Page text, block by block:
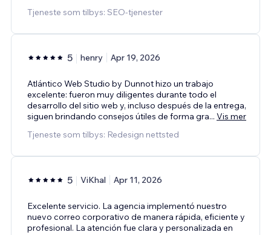
Tjeneste som tilbys: SEO-tjenester
5 henry Apr 19, 2026
Atlántico Web Studio by Dunnot hizo un trabajo
excelente: fueron muy diligentes durante todo el
desarrollo del sitio web y, incluso después de la entrega,
siguen brindando consejos útiles de forma gra... Vis mer
Tjeneste som tilbys: Redesign nettsted
5 ViKhal Apr 11, 2026
Excelente servicio. La agencia implementó nuestro
nuevo correo corporativo de manera rápida, eficiente y
profesional. La atención fue clara y personalizada en